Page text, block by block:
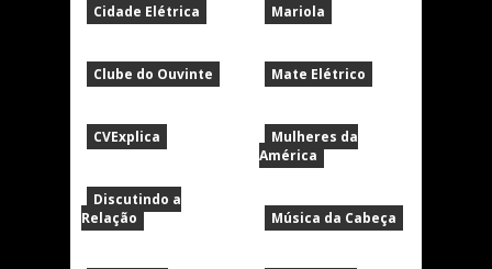
Cidade Elétrica
Clube do Ouvinte
CVExplica
Discutindo a
Relação
Mariola
Mate Elétrico
Mulheres da
América
Música da Cabeça